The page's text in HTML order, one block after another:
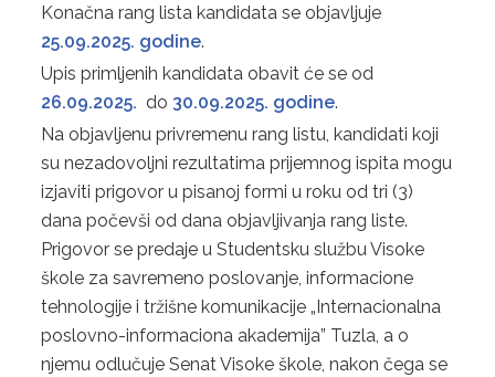
Konačna rang lista kandidata se objavljuje
25.09.2025. godine.
Upis primljenih kandidata obavit će se od
26.09.2025. do 30.09.2025. godine.
Na objavljenu privremenu rang listu, kandidati koji
su nezadovoljni rezultatima prijemnog ispita mogu
izjaviti prigovor u pisanoj formi u roku od tri (3)
dana počevši od dana objavljivanja rang liste.
Prigovor se predaje u Studentsku službu Visoke
škole za savremeno poslovanje, informacione
tehnologije i tržišne komunikacije „Internacionalna
poslovno-informaciona akademija” Tuzla, a o
njemu odlučuje Senat Visoke škole, nakon čega se